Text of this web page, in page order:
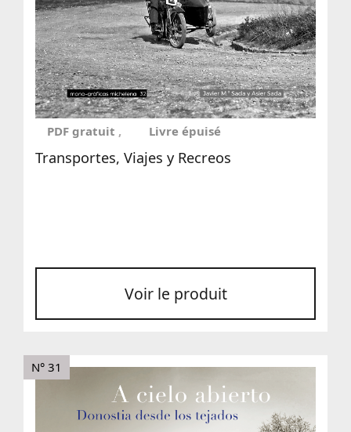
PDF gratuit Livre épuisé
Transportes, Viajes y Recreos
Voir le produit
N° 31